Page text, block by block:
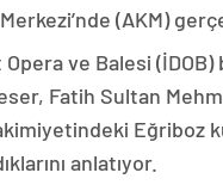
(AKM)
ve Balesi
Fatih Sultan
Eğriboz
anlatıyor.